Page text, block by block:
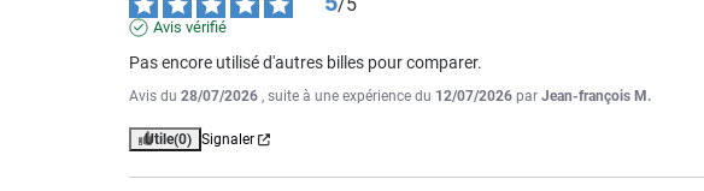
Avis vérifié
Pas encore utilisé d'autres billes pour comparer.
Avis du 28/07/2026 , suite à une expérience du 12/07/2026 par Jean-françois M.
Utile(0) Signaler